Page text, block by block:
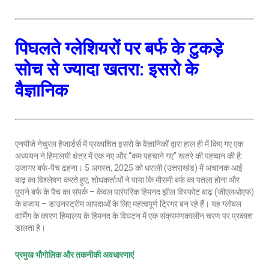
पिघलते ग्लेशियरों पर बर्फ के टुकड़े
सोच से ज्यादा खतरा: इसरो के
वैज्ञानिक
एनपीजे नेचुरल हैजार्डर्स में प्रकाशित इसरो के वैज्ञानिकों द्वारा हाल ही में किए गए एक
अध्ययन ने हिमालयी क्षेत्र में एक नए और “कम पहचाने गए” खतरे की पहचान की है:
उजागर बर्फ-पैच ढहना। 5 अगस्त, 2025 को धराली (उत्तराखंड) में अचानक आई
बाढ़ का विश्लेषण करते हुए, शोधकर्ताओं ने पाया कि मौसमी बर्फ का पतला होना और
पुराने बर्फ के पैच का संपर्क – केवल पारंपरिक हिमनद झील विस्फोट बाढ़ (जीएलओएफ)
के बजाय – डाउनस्ट्रीम आपदाओं के लिए महत्वपूर्ण ट्रिगर बन रहे हैं। यह ग्लोबल
वार्मिंग के कारण हिमालय के हिमनद के विघटन में एक संक्रमणकालीन चरण पर प्रकाश
डालता है।
प्रमुख भौगोलिक और तकनीकी अवधारणाएं